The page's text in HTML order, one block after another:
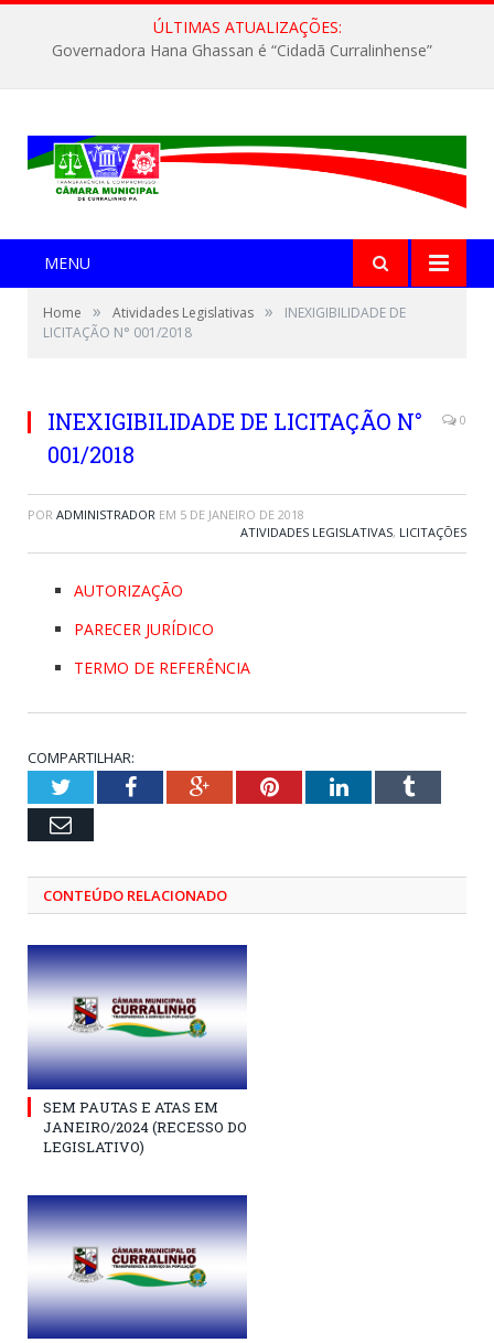
ÚLTIMAS ATUALIZAÇÕES:
Governadora Hana Ghassan é “Cidadã Curralinhense”
MENU
Home » Atividades Legislativas »
INEXIGIBILIDADE DE
LICITAÇÃO N° 001/2018
INEXIGIBILIDADE DE LICITAÇÃO N°
001/2018
0
POR ADMINISTRADOR EM 5 DE JANEIRO DE 2018
ATIVIDADES LEGISLATIVAS, LICITAÇÕES
AUTORIZAÇÃO
PARECER JURÍDICO
TERMO DE REFERÊNCIA
COMPARTILHAR:
TwitterFacebookGoogle+PinterestLinkedInTumblr
Email
CONTEÚDO RELACIONADO
SEM PAUTAS E ATAS EM
JANEIRO/2024 (RECESSO DO
LEGISLATIVO)